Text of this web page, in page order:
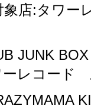
店:タワー
JUNK BOX
ーレコード